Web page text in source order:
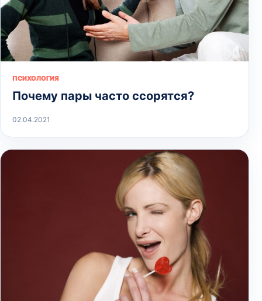
ПСИХОЛОГИЯ
Почему пары часто ссорятся?
02.04.2021